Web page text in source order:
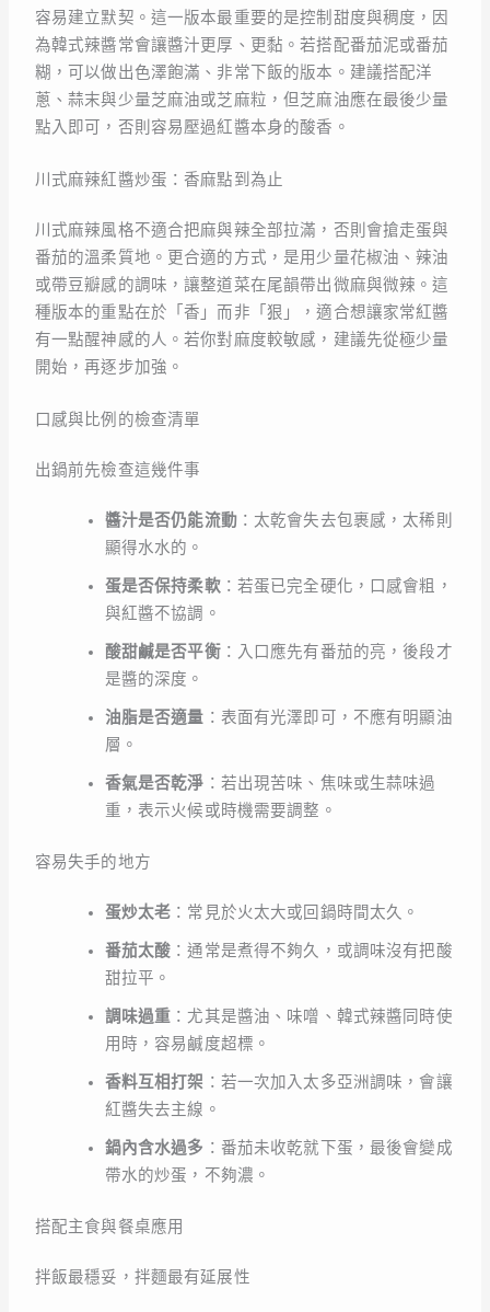
容易建立默契。這一版本最重要的是控制甜度與稠度，因
為韓式辣醬常會讓醬汁更厚、更黏。若搭配番茄泥或番茄
糊，可以做出色澤飽滿、非常下飯的版本。建議搭配洋
蔥、蒜末與少量芝麻油或芝麻粒，但芝麻油應在最後少量
點入即可，否則容易壓過紅醬本身的酸香。
川式麻辣紅醬炒蛋：香麻點到為止
川式麻辣風格不適合把麻與辣全部拉滿，否則會搶走蛋與
番茄的溫柔質地。更合適的方式，是用少量花椒油、辣油
或帶豆瓣感的調味，讓整道菜在尾韻帶出微麻與微辣。這
種版本的重點在於「香」而非「狠」，適合想讓家常紅醬
有一點醒神感的人。若你對麻度較敏感，建議先從極少量
開始，再逐步加強。
口感與比例的檢查清單
出鍋前先檢查這幾件事
醬汁是否仍能流動：太乾會失去包裹感，太稀則
顯得水水的。
蛋是否保持柔軟：若蛋已完全硬化，口感會粗，
與紅醬不協調。
酸甜鹹是否平衡：入口應先有番茄的亮，後段才
是醬的深度。
油脂是否適量 ：表面有光澤即可，不應有明顯油
層。
香氣是否乾淨 ：若出現苦味、焦味或生蒜味過
重，表示火候或時機需要調整。
容易失手的地方
蛋炒太老 ：常見於火太大或回鍋時間太久。
番茄太酸 ：通常是煮得不夠久，或調味沒有把酸
甜拉平。
調味過重 ：尤其是醬油、味噌、韓式辣醬同時使
用時，容易鹹度超標。
香料互相打架 ：若一次加入太多亞洲調味，會讓
紅醬失去主線。
鍋內含水過多 ：番茄未收乾就下蛋，最後會變成
帶水的炒蛋，不夠濃。
搭配主食與餐桌應用
拌飯最穩妥，拌麵最有延展性